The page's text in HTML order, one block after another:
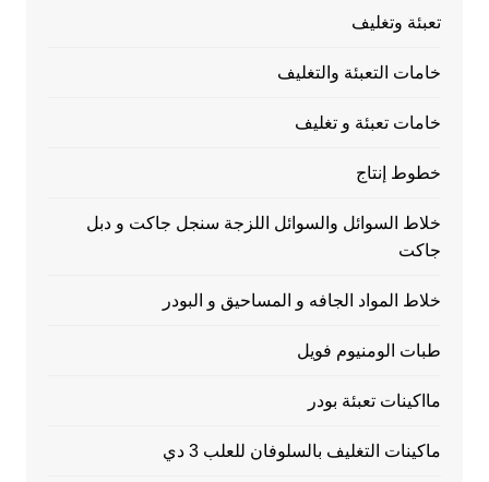
تعبئة وتغليف
خامات التعبئة والتغليف
خامات تعبئة و تغليف
خطوط إنتاج
خلاط السوائل والسوائل اللزجة سنجل جاكت و دبل
جاكت
خلاط المواد الجافه و المساحيق و البودر
طبات الومنيوم فويل
مااكينات تعبئة بودر
ماكينات التغليف بالسلوفان للعلب 3 دي